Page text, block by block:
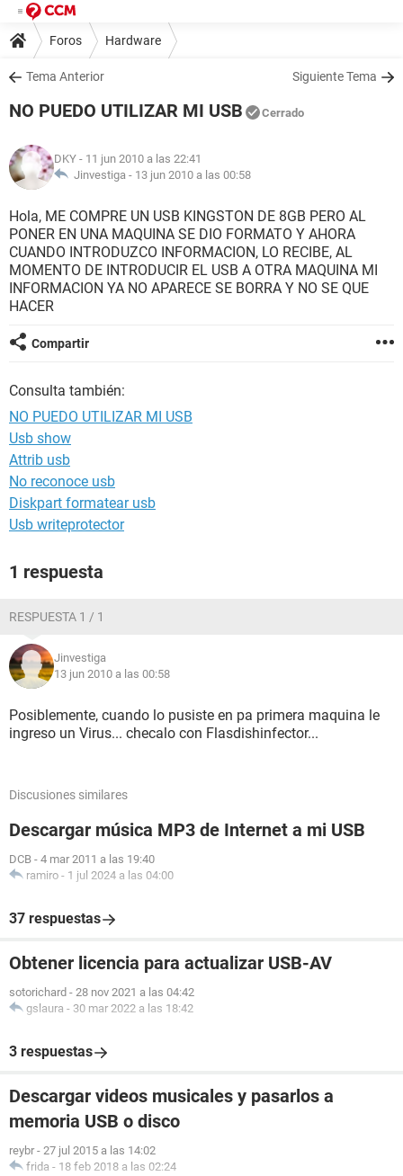
Foros Hardware
Tema Anterior Siguiente Tema
NO PUEDO UTILIZAR MI USB Cerrado
DKY - 11 jun 2010 a las 22:41
Jinvestiga - 13 jun 2010 a las 00:58
Hola, ME COMPRE UN USB KINGSTON DE 8GB PERO AL
PONER EN UNA MAQUINA SE DIO FORMATO Y AHORA
CUANDO INTRODUZCO INFORMACION, LO RECIBE, AL
MOMENTO DE INTRODUCIR EL USB A OTRA MAQUINA MI
INFORMACION YA NO APARECE SE BORRA Y NO SE QUE
HACER
Compartir
Consulta también:
NO PUEDO UTILIZAR MI USB
Usb show
Attrib usb
No reconoce usb
Diskpart formatear usb
Usb writeprotector
1 respuesta
RESPUESTA 1 / 1
Jinvestiga
13 jun 2010 a las 00:58
Posiblemente, cuando lo pusiste en pa primera maquina le
ingreso un Virus... checalo con Flasdishinfector...
Discusiones similares
Descargar música MP3 de Internet a mi USB
DCB - 4 mar 2011 a las 19:40
ramiro - 1 jul 2024 a las 04:00
37 respuestas
Obtener licencia para actualizar USB-AV
sotorichard - 28 nov 2021 a las 04:42
gslaura - 30 mar 2022 a las 18:42
3 respuestas
Descargar videos musicales y pasarlos a
memoria USB o disco
reybr - 27 jul 2015 a las 14:02
frida - 18 feb 2018 a las 02:24